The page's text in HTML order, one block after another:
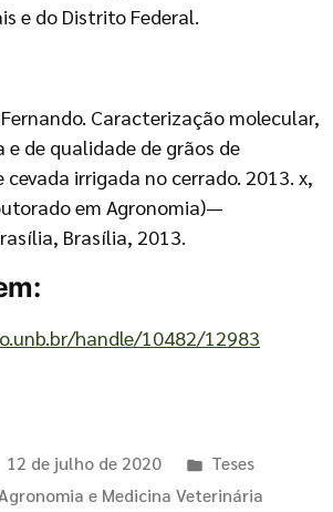
e do Distrito Federal.
Caracterização molecular,
de qualidade de grãos de
irrigada no cerrado. 2013. x,
em Agronomia)—
Brasília, 2013.
handle/10482/12983
12 de julho de 2020
Teses
e Medicina Veterinária